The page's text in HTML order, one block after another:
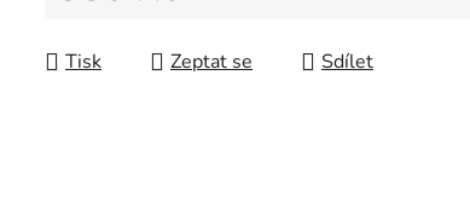
Tisk
Zeptat se Sdílet